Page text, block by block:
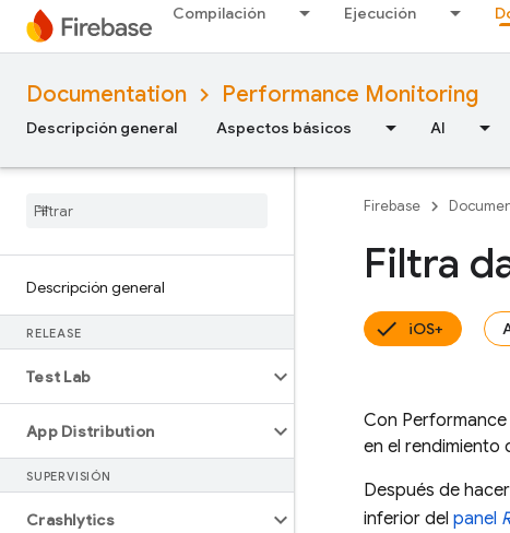
Compilación Ejecución
Documentation Performance Monitoring
Descripción general Aspectos básicos AI
Descripción general
RELEASE
Test Lab
App Distribution
SUPERVISIÓN
Crashlytics
Firebase
Filtra
iOS+
Con
en el rendimiento
Después de
inferior del panel